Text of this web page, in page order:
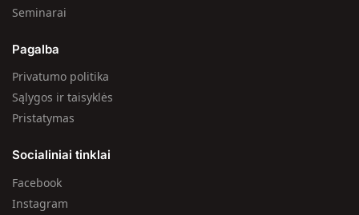
Seminarai
Pagalba
Privatumo politika
Sąlygos ir taisyklės
Pristatymas
Socialiniai tinklai
Facebook
Instagram